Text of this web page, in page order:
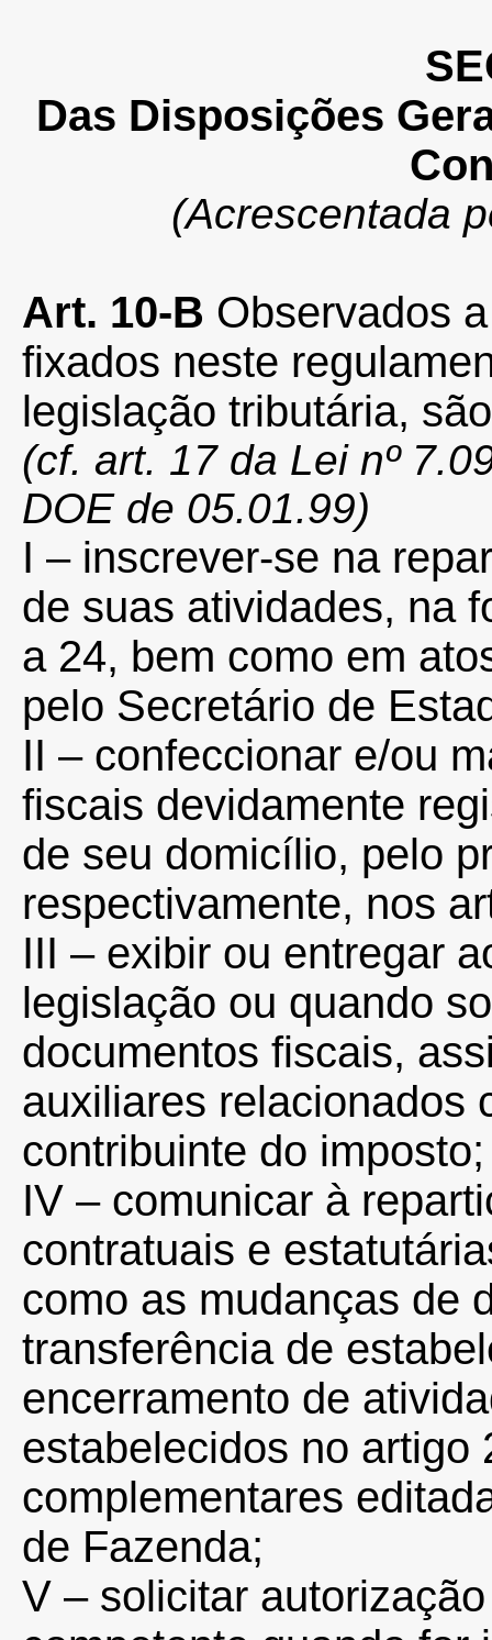
Das Disposições
(Acrescentada
Art. 10-B Observados
fixados neste
legislação tributária,
(cf. art. 17 da Lei nº
DOE de 05.01.99)
I – inscrever-se na
de suas atividades, na
a 24, bem como em
pelo Secretário de
II – confeccionar e/ou
fiscais devidamente
de seu domicílio, pelo
respectivamente, nos
III – exibir ou entregar
legislação ou quando
documentos fiscais,
auxiliares relacionados
contribuinte do imposto;
IV – comunicar à
contratuais e
como as mudanças de
transferência de
encerramento de
estabelecidos no artigo
complementares
de Fazenda;
V – solicitar